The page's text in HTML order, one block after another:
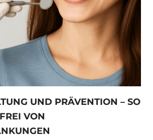
UND PRÄVENTION – SO
VON